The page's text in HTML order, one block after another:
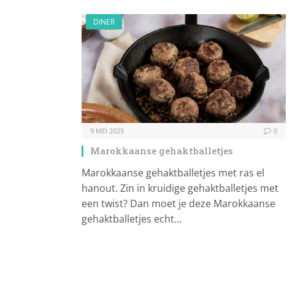
DINER
9 MEI 2025 0
Marokkaanse gehaktballetjes
Marokkaanse gehaktballetjes met ras el
hanout. Zin in kruidige gehaktballetjes met
een twist? Dan moet je deze Marokkaanse
gehaktballetjes echt…